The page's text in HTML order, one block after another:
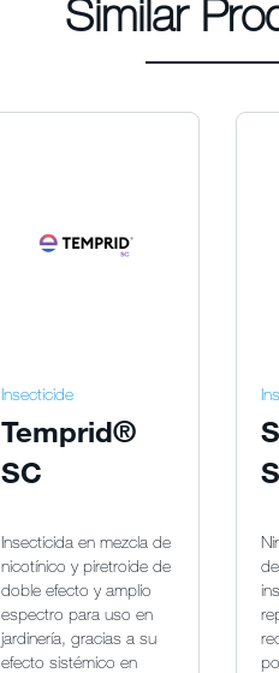
Similar
Insecticide
Temprid®
SC
Insecticida en mezcla de
nicotínico y piretroide de
doble efecto y amplio
espectro para uso en
jardinería, gracias a su
efecto sistémico en